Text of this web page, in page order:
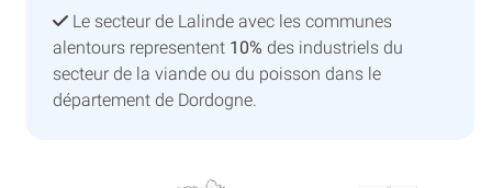
Le secteur de Lalinde avec les communes
alentours representent 10% des industriels du
secteur de la viande ou du poisson dans le
département de Dordogne.